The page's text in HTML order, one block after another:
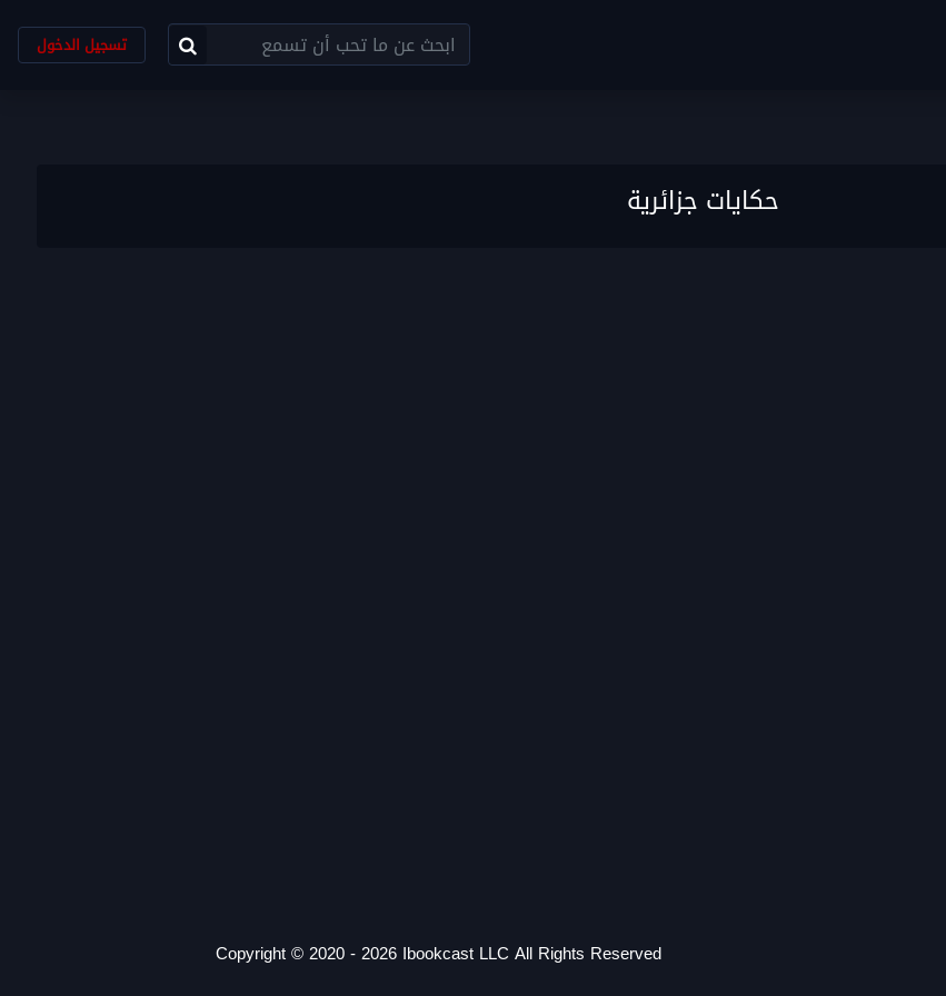
تسجيل الدخول
حكايات جزائرية
Copyright © 2020 - 2026 Ibookcast LLC All Rights Reserved